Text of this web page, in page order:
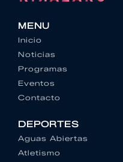
MENU
Inicio
Noticias
Programas
Eventos
Contacto
DEPORTES
Aguas Abiertas
Atletismo